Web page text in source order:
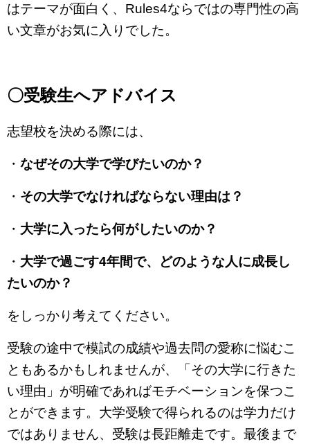
はテーマが面白く、Rules4ならではの専門性の高
い文章がお気に入りでした。
〇受験生へアドバイス
志望校を決める際には、
・ なぜその大学で学びたいのか？
・ その大学でなければならない理由は？
・ 大学に入ったら何がしたいのか？
・ 大学で過ごす4年間で、どのような人に成長し
たいのか？
をしっかり考えてください。
受験の途中で模試の成績や過去問の愛称に悩むこ
ともあるかもしれませんが、「その大学に行きた
い理由」が明確であればモチベーションを保つこ
とができます。大学受験で得られるのは学力だけ
ではありません、受験は長距離走です。最後まで